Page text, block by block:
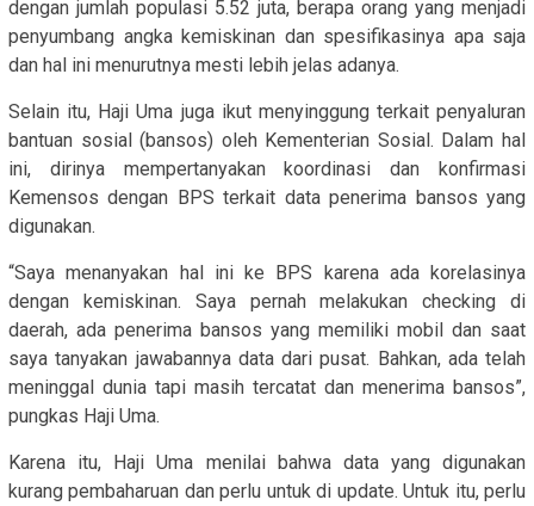
dengan jumlah populasi 5.52 juta, berapa orang yang menjadi
penyumbang angka kemiskinan dan spesifikasinya apa saja
dan hal ini menurutnya mesti lebih jelas adanya.
Selain itu, Haji Uma juga ikut menyinggung terkait penyaluran
bantuan sosial (bansos) oleh Kementerian Sosial. Dalam hal
ini, dirinya mempertanyakan koordinasi dan konfirmasi
Kemensos dengan BPS terkait data penerima bansos yang
digunakan.
“Saya menanyakan hal ini ke BPS karena ada korelasinya
dengan kemiskinan. Saya pernah melakukan checking di
daerah, ada penerima bansos yang memiliki mobil dan saat
saya tanyakan jawabannya data dari pusat. Bahkan, ada telah
meninggal dunia tapi masih tercatat dan menerima bansos”,
pungkas Haji Uma.
Karena itu, Haji Uma menilai bahwa data yang digunakan
kurang pembaharuan dan perlu untuk di update. Untuk itu, perlu